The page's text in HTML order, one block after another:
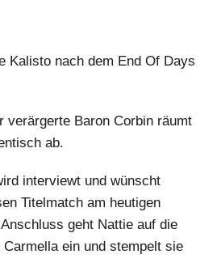
Kalisto nach dem End Of Days
verärgerte Baron Corbin räumt
ab.
interviewt und wünscht
Titelmatch am heutigen
geht Nattie auf die
ein und stempelt sie